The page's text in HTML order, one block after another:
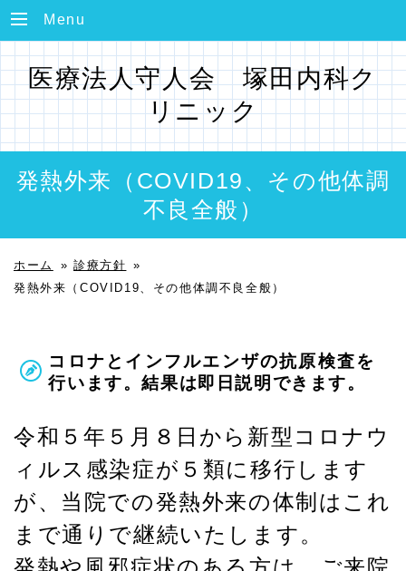
Menu
医療法人守人会 塚田内科ク
リニック
発熱外来（COVID19、その他体調
不良全般）
ホーム » 診療方針
»
発熱外来（COVID19、その他体調不良全般）
コロナとインフルエンザの抗原検査を
行います。結果は即日説明できます。
令和５年５月８日から新型コロナウ
ィルス感染症が５類に移行します
が、当院での発熱外来の体制はこれ
まで通りで継続いたします。